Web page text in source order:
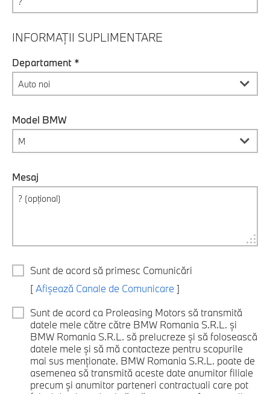
INFORMAȚII SUPLIMENTARE
Departament *
Model BMW
Mesaj
Sunt de acord să primesc Comunicări
[Afișează Canale de Comunicare ]
Sunt de acord ca Proleasing Motors să transmită
datele mele către către BMW Romania S.R.L. și
BMW Romania S.R.L. să prelucreze și să folosească
datele mele și să mă contacteze pentru scopurile
mai sus menționate. BMW Romania S.R.L. poate de
asemenea să transmită aceste date anumitor filiale
precum și anumitor parteneri contractuali care pot